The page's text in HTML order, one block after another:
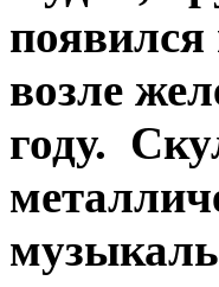
возле
году.